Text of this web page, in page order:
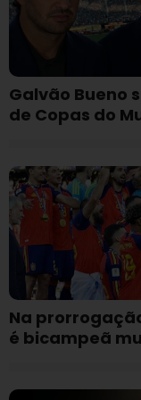
Galvão Bueno
de Copas do
Na
é bicampeã